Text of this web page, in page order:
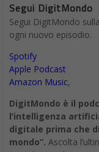
Segui DigitMondo
Segui DigitMondo
ogni nuovo episodio.
Spotify
Apple Podcast
Amazon Music,
DigitMondo è il
l’intelligenza
digitale prima che
mondo”. Ascolta